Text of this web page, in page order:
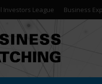
Investors League Business